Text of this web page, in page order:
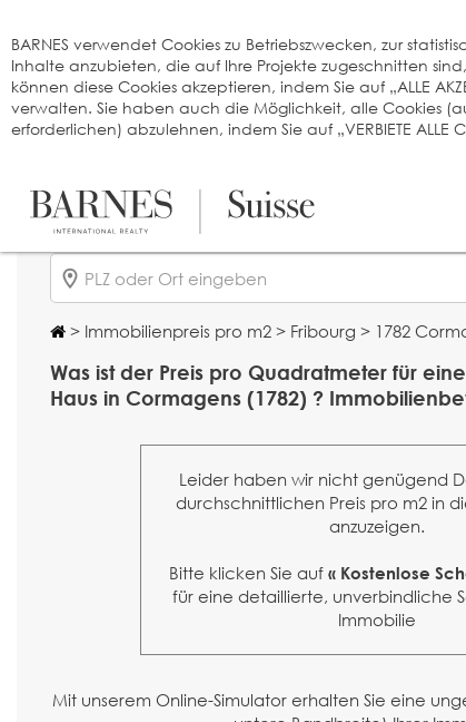
> Immobilienpreis pro m2 > Fribourg > 1782
Was ist der Preis pro Quadratmeter für
Haus in Cormagens (1782) ?
Leider haben wir nicht genügend
durchschnittlichen Preis pro m2 in
anzuzeigen.
Bitte klicken Sie auf « Kostenlose
für eine detaillierte, unverbindliche
Immobilie
Mit unserem Online-Simulator erhalten Sie eine
BARNES verwendet Cookies zu Betriebszwecken, zur
Inhalte anzubieten, die auf Ihre Projekte zugeschnitten
können diese Cookies akzeptieren, indem Sie auf „ALLE
verwalten. Sie haben auch die Möglichkeit, alle Cookies
erforderlichen) abzulehnen, indem Sie auf „VERBIETE ALLE